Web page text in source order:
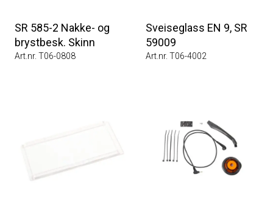
SR 585-2 Nakke- og
brystbesk. Skinn
Art.nr. T06-0808
Sveiseglass EN 9, SR
59009
Art.nr. T06-4002